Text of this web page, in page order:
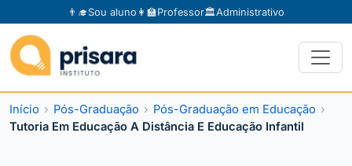
👨‍🎓Sou aluno 👩‍🏫Professor🏛️Administrativo
Início Pós-Graduação
Pós-Graduação em Educação
Tutoria Em Educação A Distância E Educação Infantil